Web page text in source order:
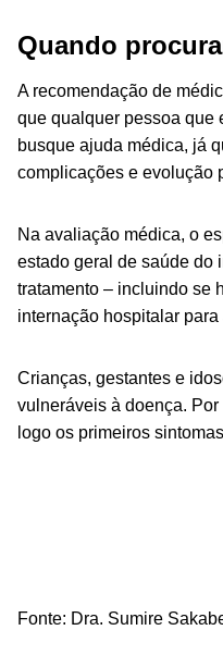
Quando
A recomendação de
que qualquer pessoa que
busque ajuda médica, já
complicações e evolução
Na avaliação médica, o
estado geral de saúde do
tratamento – incluindo se
internação hospitalar
Crianças, gestantes e
vulneráveis à doença.
logo os primeiros
Fonte: Dra. Sumire